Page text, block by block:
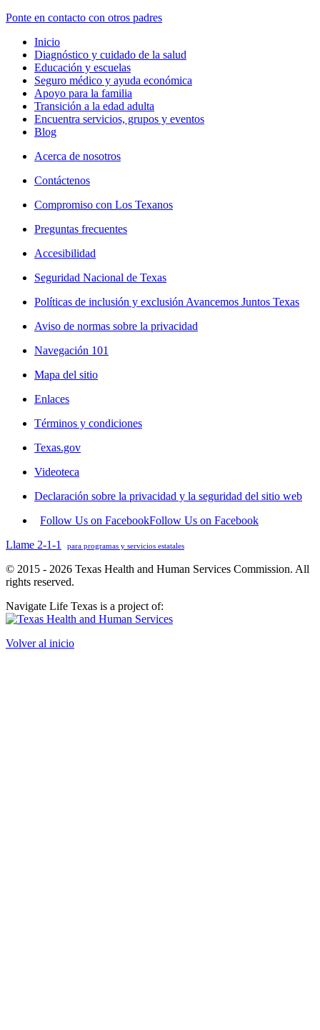
Ponte en contacto con otros padres
Inicio
Diagnóstico y cuidado de la salud
Educación y escuelas
Seguro médico y ayuda económica
Apoyo para la familia
Transición a la edad adulta
Encuentra servicios, grupos y eventos
Blog
Acerca de nosotros
Contáctenos
Compromiso con Los Texanos
Preguntas frecuentes
Accesibilidad
Seguridad Nacional de Texas
Políticas de inclusión y exclusión Avancemos Juntos Texas
Aviso de normas sobre la privacidad
Navegación 101
Mapa del sitio
Enlaces
Términos y condiciones
Texas.gov
Videoteca
Declaración sobre la privacidad y la seguridad del sitio web
Follow Us on FacebookFollow Us on Facebook
Llame 2-1-1
para programas y servicios estatales
© 2015 - 2026 Texas Health and Human Services Commission. All
rights reserved.
Navigate Life Texas is a project of:
Volver al inicio